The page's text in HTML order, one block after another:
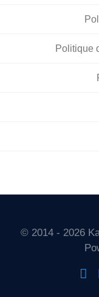
Politique
© 2014 - 2026